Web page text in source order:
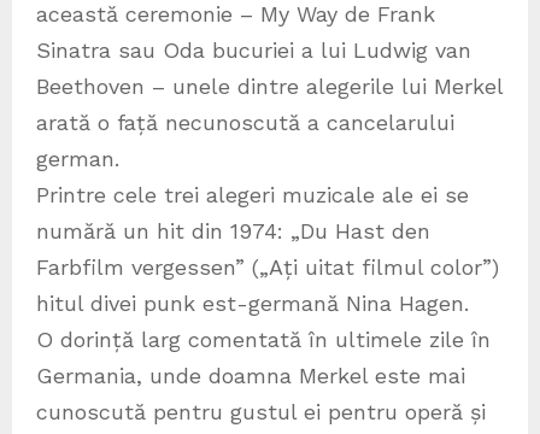
această ceremonie – My Way de Frank
Sinatra sau Oda bucuriei a lui Ludwig van
Beethoven – unele dintre alegerile lui Merkel
arată o față necunoscută a cancelarului
german.
Printre cele trei alegeri muzicale ale ei se
numără un hit din 1974: „Du Hast den
Farbfilm vergessen” („Ați uitat filmul color”)
hitul divei punk est-germană Nina Hagen.
O dorință larg comentată în ultimele zile în
Germania, unde doamna Merkel este mai
cunoscută pentru gustul ei pentru operă și